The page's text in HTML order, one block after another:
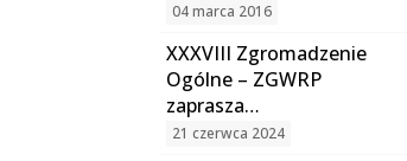
04 marca 2016
XXXVIII Zgromadzenie
Ogólne – ZGWRP
zaprasza…
21 czerwca 2024